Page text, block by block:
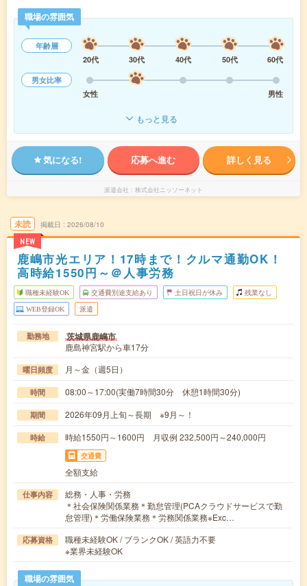
職場の雰囲気
年齢層
20代
30代 40代 50代
60代
男女比率
女性
男性
もっと見る
気になる! 応募へ進む 詳しく見る
派遣会社 株式会社ニッソーネット
未読
NEW
掲載日 2026/08/10
鹿嶋市光エリア！17時まで！クルマ通勤OK！
高時給1550円～＠人事労務
職種未経験OK 交通費別途支給あり 土日祝日が休み 残業なし
WEB登録OK 派遣
勤務地 茨城県鹿嶋市
鹿島神宮駅から車17分
曜日頻度 月～金（週5日）
時間 08:00～17:00(実働7時間30分 休憩1時間30分)
期間 2026年09月上旬～長期 ※9月～！
時給 時給1550円～1600円 月収例 232,500円～240,000円
交通費
全額支給
仕事内容
総務・人事・労務
＊社会保険関係業務＊勤怠管理(PCAクラウドサービスで勤
怠管理)＊労働保険業務＊労務関係業務※Exc…
応募資格
職種未経験OK / ブランクOK / 英語力不要
※業界未経験OK
職場の雰囲気